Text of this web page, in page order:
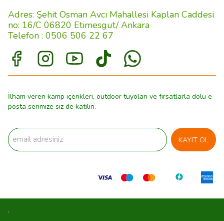
Adres: Şehit Osman Avcı Mahallesi Kaplan Caddesi
no: 16/C 06820 Etimesgut/ Ankara
Telefon : 0506 506 22 67
İlham veren kamp içerikleri, outdoor tüyoları ve fırsatlarla dolu e-
posta serimize siz de katılın.
KAYIT OL
.